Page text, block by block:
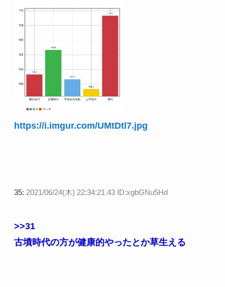
https://i.imgur.com/UMtDtl7.jpg
35: 2021/06/24(木) 22:34:21.43 ID:xgbGNu5Hd
>>31
古墳時代の方が健康的やったとか草生える